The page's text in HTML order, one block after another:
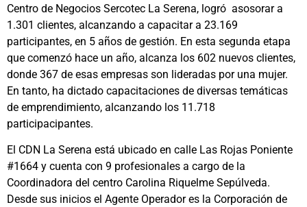
Centro de Negocios Sercotec La Serena, logró asosorar a
1.301 clientes, alcanzando a capacitar a 23.169
participantes, en 5 años de gestión. En esta segunda etapa
que comenzó hace un año, alcanza los 602 nuevos clientes,
donde 367 de esas empresas son lideradas por una mujer.
En tanto, ha dictado capacitaciones de diversas temáticas
de emprendimiento, alcanzando los 11.718
participacipantes.
El CDN La Serena está ubicado en calle Las Rojas Poniente
#1664 y cuenta con 9 profesionales a cargo de la
Coordinadora del centro Carolina Riquelme Sepúlveda.
Desde sus inicios el Agente Operador es la Corporación de